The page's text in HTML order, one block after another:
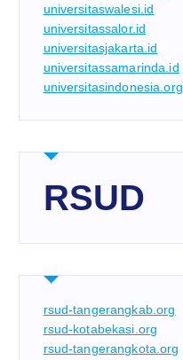
universitaswalesi.id
universitassalor.id
universitasjakarta.id
universitassamarinda.id
universitasindonesia.org
RSUD
rsud-tangerangkab.org
rsud-kotabekasi.org
rsud-tangerangkota.org